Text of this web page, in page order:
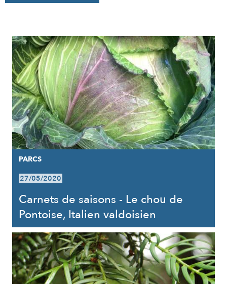
RÉSULTATS
PARCS
27/05/2020
Carnets de saisons - Le chou de
Pontoise, Italien valdoisien